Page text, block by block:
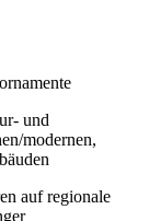
und
modernen,
auf regionale